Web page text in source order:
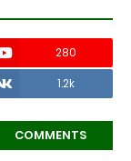
280
1.2k
COMMENTS